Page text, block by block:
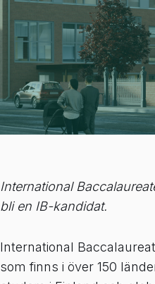
International
bli en IB-kandidat.
International
som finns i över 150